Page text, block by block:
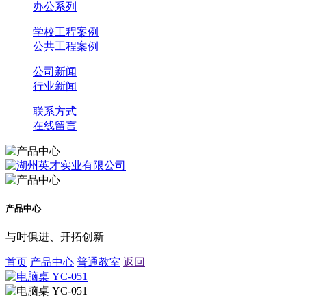
办公系列
学校工程案例
公共工程案例
公司新闻
行业新闻
联系方式
在线留言
产品中心
与时俱进、开拓创新
首页 产品中心 普通教室 返回